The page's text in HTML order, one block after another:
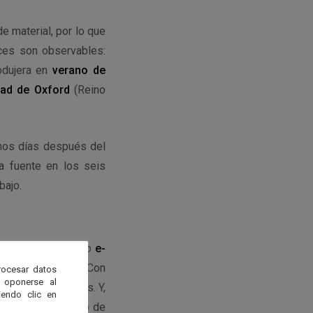
material, por lo que
son observables:
enverano de
de Oxford (Reino
días después del
fuente en los seis
Unido, como e-
en Sudáfrica. “Con
y los flujos. Y,
un amplio rango de
datos
al
clic en